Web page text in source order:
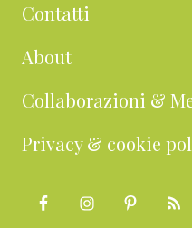
Contatti
About
Collaborazioni &
Privacy & cookie